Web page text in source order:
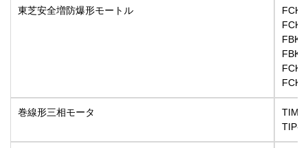
東芝安全増防爆形モートル
巻線形三相モータ
TIM-
TIP-